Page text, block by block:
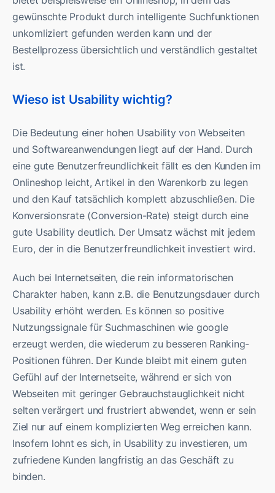
gewünschte Produkt durch intelligente Suchfunktionen
unkomliziert gefunden werden kann und der
Bestellprozess übersichtlich und verständlich gestaltet
ist.
Wieso ist Usability wichtig?
Die Bedeutung einer hohen Usability von Webseiten
und Softwareanwendungen liegt auf der Hand. Durch
eine gute Benutzerfreundlichkeit fällt es den Kunden im
Onlineshop leicht, Artikel in den Warenkorb zu legen
und den Kauf tatsächlich komplett abzuschließen. Die
Konversionsrate (Conversion-Rate) steigt durch eine
gute Usability deutlich. Der Umsatz wächst mit jedem
Euro, der in die Benutzerfreundlichkeit investiert wird.
Auch bei Internetseiten, die rein informatorischen
Charakter haben, kann z.B. die Benutzungsdauer durch
Usability erhöht werden. Es können so positive
Nutzungssignale für Suchmaschinen wie google
erzeugt werden, die wiederum zu besseren Ranking-
Positionen führen. Der Kunde bleibt mit einem guten
Gefühl auf der Internetseite, während er sich von
Webseiten mit geringer Gebrauchstauglichkeit nicht
selten verärgert und frustriert abwendet, wenn er sein
Ziel nur auf einem komplizierten Weg erreichen kann.
Insofern lohnt es sich, in Usability zu investieren, um
zufriedene Kunden langfristig an das Geschäft zu
binden.